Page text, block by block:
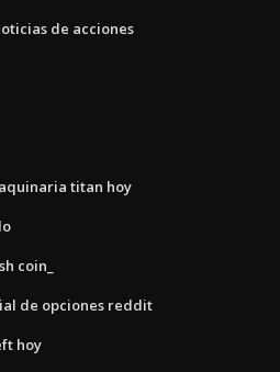
de acciones
titan hoy
coin_
de opciones reddit
hoy